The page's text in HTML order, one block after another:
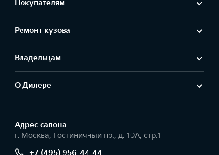
Покупателям
Ремонт кузова
Владельцам
О Дилере
Адрес салонa
г. Москва, Гостиничный пр., д. 10А, стр.1
+7 (495) 956-44-44